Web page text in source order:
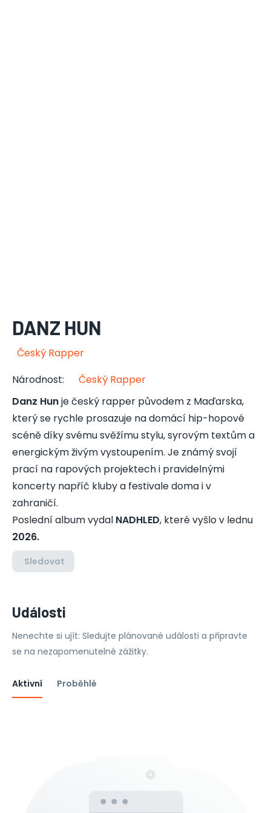
DANZ HUN
Český Rapper
Národnost:
Český Rapper
Danz Hunje český rapper původem z Maďarska,
který se rychle prosazuje na domácí hip-hopové
scéně díky svému svěžímu stylu, syrovým textům a
energickým živým vystoupením. Je známý svojí
prací na rapových projektech i pravidelnými
koncerty napříč kluby a festivale doma i v
zahraničí.
Poslední album vydal NADHLED, které vyšlo v lednu
2026.
Sledovat
Události
Nenechte si ujít: Sledujte plánované události a připravte
se na nezapomenutelné zážitky.
Aktivní Proběhlé